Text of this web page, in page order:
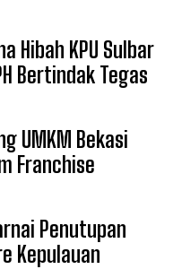
Hibah KPU Sulbar
Bertindak Tegas
UMKM Bekasi
Franchise
Penutupan
Kepulauan